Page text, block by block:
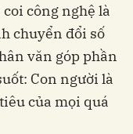
công nghệ là
chuyển đổi số
văn góp phần
Con người là
của mọi quá